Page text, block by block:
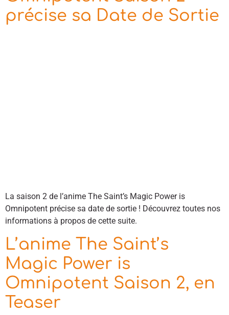
précise sa Date de Sortie
La saison 2 de l’anime The Saint’s Magic Power is
Omnipotent précise sa date de sortie ! Découvrez toutes nos
informations à propos de cette suite.
L’anime The Saint’s
Magic Power is
Omnipotent Saison 2, en
Teaser